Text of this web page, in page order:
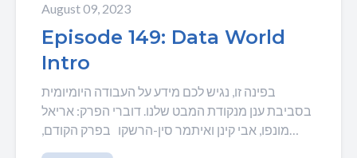
August 09, 2023
Episode 149: Data World
Intro
בפינה זו, נגיש לכם מידע על העבודה היומיומית
בסביבת ענן מנקודת המבט שלנו. דוברי הפרק: אריאל
מונפו, אבי קינן ואיתמר סין-הרשקו בפרק הקודם,
דיברנו...